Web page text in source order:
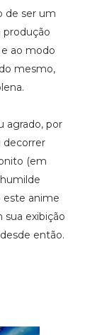
de ser um
produção
ao modo
mesmo,
agrado, por
decorrer
(em
este anime
sua exibição
então.